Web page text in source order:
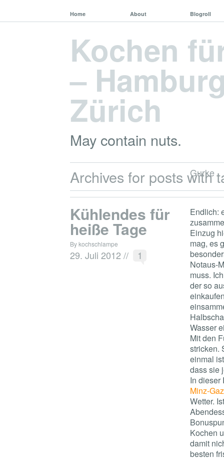
Home About Blogroll
Kochen
–
Zürich
May contain nuts.
Archives for posts with
Gurke
Kühlendes für
heiße Tage
By kochschlampe
29. Juli 2012 // 1
Endlich:
Einzug
mag, es
Notaus-
muss.
der so
Wasser
Mit den
stricken.
einmal
dass sie
In dieser
Minz-
Wetter.
Kochen
damit
besten